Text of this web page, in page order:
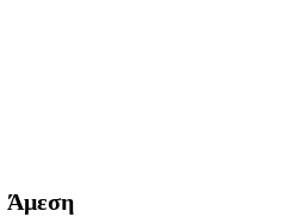
Άμεση